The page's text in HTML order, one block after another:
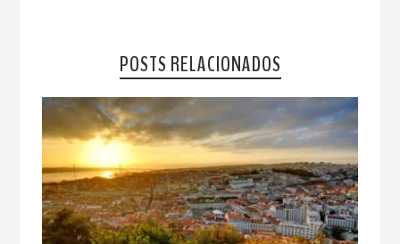
POSTS RELACIONADOS